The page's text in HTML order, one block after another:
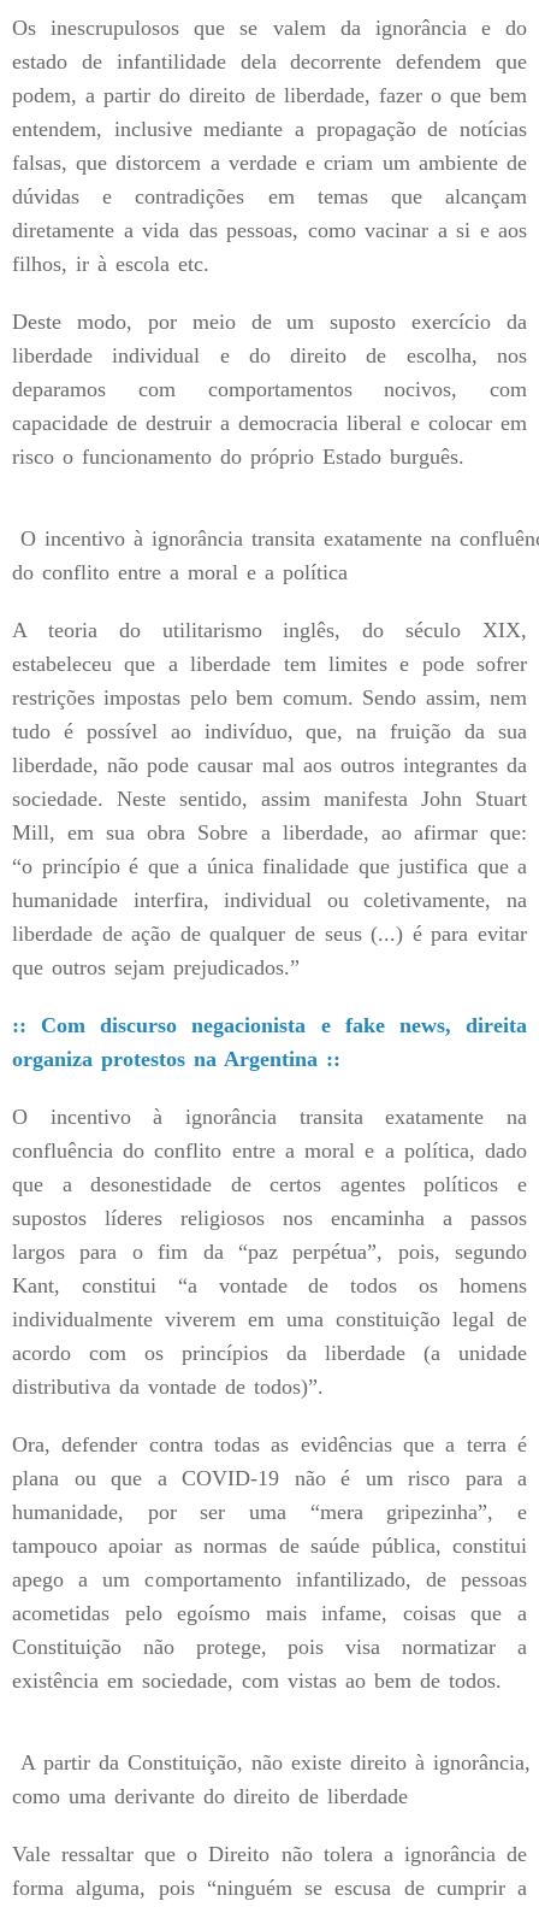
Os inescrupulosos que se valem da ignorância e do
estado de infantilidade dela decorrente defendem que
podem, a partir do direito de liberdade, fazer o que bem
entendem, inclusive mediante a propagação de notícias
falsas, que distorcem a verdade e criam um ambiente de
dúvidas e contradições em temas que alcançam
diretamente a vida das pessoas, como vacinar a si e aos
filhos, ir à escola etc.
Deste modo, por meio de um suposto exercício da
liberdade individual e do direito de escolha, nos
deparamos com comportamentos nocivos, com
capacidade de destruir a democracia liberal e colocar em
risco o funcionamento do próprio Estado burguês.
O incentivo à ignorância transita exatamente na
do conflito entre a moral e a política
A teoria do utilitarismo inglês, do século XIX,
estabeleceu que a liberdade tem limites e pode sofrer
restrições impostas pelo bem comum. Sendo assim, nem
tudo é possível ao indivíduo, que, na fruição da sua
liberdade, não pode causar mal aos outros integrantes da
sociedade. Neste sentido, assim manifesta John Stuart
Mill, em sua obra Sobre a liberdade, ao afirmar que:
“o princípio é que a única finalidade que justifica que a
humanidade interfira, individual ou coletivamente, na
liberdade de ação de qualquer de seus (...) é para evitar
que outros sejam prejudicados.”
:: Com discurso negacionista e fake news, direita
organiza protestos na Argentina ::
O incentivo à ignorância transita exatamente na
confluência do conflito entre a moral e a política, dado
que a desonestidade de certos agentes políticos e
supostos líderes religiosos nos encaminha a passos
largos para o fim da “paz perpétua”, pois, segundo
Kant, constitui “a vontade de todos os homens
individualmente viverem em uma constituição legal de
acordo com os princípios da liberdade (a unidade
distributiva da vontade de todos)”.
Ora, defender contra todas as evidências que a terra é
plana ou que a COVID-19 não é um risco para a
humanidade, por ser uma “mera gripezinha”, e
tampouco apoiar as normas de saúde pública, constitui
apego a um comportamento infantilizado, de pessoas
acometidas pelo egoísmo mais infame, coisas que a
Constituição não protege, pois visa normatizar a
existência em sociedade, com vistas ao bem de todos.
A partir da Constituição, não existe direito à ignorância,
como uma derivante do direito de liberdade
Vale ressaltar que o Direito não tolera a ignorância de
forma alguma, pois “ninguém se escusa de cumprir a